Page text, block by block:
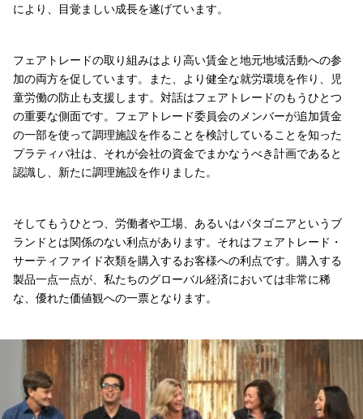
により、目覚ましい成長を遂げています。
フェアトレードの取り組みはより高い賃金と地元地域活動への参
加の両方を促しています。また、より健全な就労環境を作り、児
童労働の防止も支援します。対話はフェアトレードのもうひとつ
の重要な側面です。フェアトレード委員会のメンバーが追加賃金
の一部を使って調理施設を作ることを検討していることを知った
プラティバ社は、それが会社の資金でまかなうべき計画であると
認識し、新たに調理施設を作りました。
そしてもうひとつ、労働者や工場、あるいはパタゴニアというブ
ランドとは関係のない利点があります。それはフェアトレード・
サーティファイド衣類を購入するお客様への利点です。購入する
製品一点一点が、私たちのグローバル経済においては非常に稀
な、優れた価値観への一票となります。